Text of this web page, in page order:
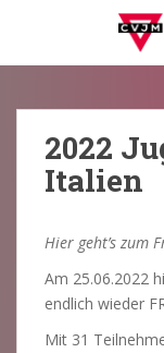
i
2022
Italien
Hier geht’s zum
Am 25.06.2022
endlich wieder
Mit 31